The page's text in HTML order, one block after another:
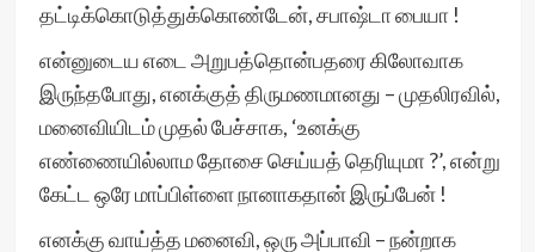
தட்டிக்கொடுத்துக்கொண்டேன், சபாஷ்டா பையா !
என்னுடைய எடை அறுபத்தொன்பதரை கிலோவாக
இருந்தபோது, எனக்குத் திருமணமானது – முதலிரவில்,
மனைவியிடம் முதல் பேச்சாக, ‘உனக்கு
எண்ணையில்லாம தோசை செய்யத் தெரியுமா ?’, என்று
கேட்ட ஒரே மாப்பிள்ளை நானாகதான் இருப்பேன் !
எனக்கு வாய்த்த மனைவி, ஒரு அப்பாவி – நன்றாக